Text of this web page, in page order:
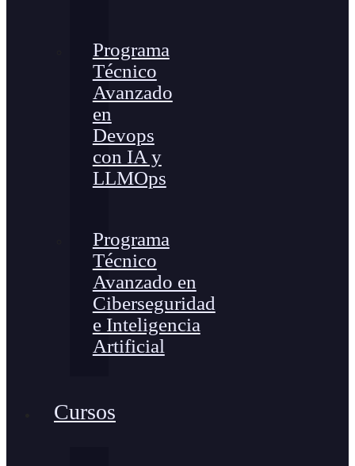
Programa
Técnico
Avanzado
en
Devops
con IA y
LLMOps
Programa
Técnico
Avanzado en
Ciberseguridad
e Inteligencia
Artificial
Cursos